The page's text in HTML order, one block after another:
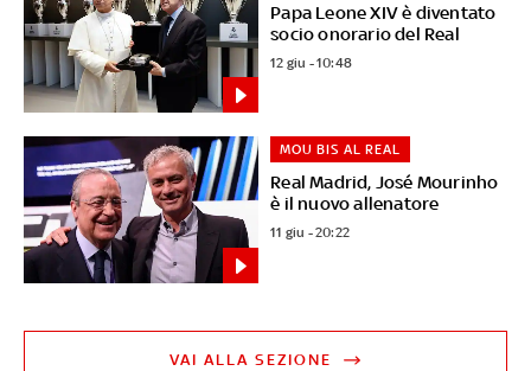
Papa Leone XIV è diventato
socio onorario del Real
12 giu - 10:48
Real Madrid, José Mourinho
è il nuovo allenatore
MOU BIS AL REAL
11 giu - 20:22
VAI ALLA SEZIONE